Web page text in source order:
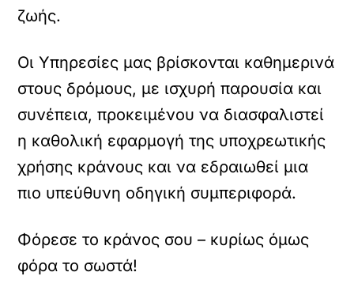
ζωής.
Οι Υπηρεσίες μας βρίσκονται καθημερινά
στους δρόμους, με ισχυρή παρουσία και
συνέπεια, προκειμένου να διασφαλιστεί
η καθολική εφαρμογή της υποχρεωτικής
χρήσης κράνους και να εδραιωθεί μια
πιο υπεύθυνη οδηγική συμπεριφορά.
Φόρεσε το κράνος σου – κυρίως όμως
φόρα το σωστά!